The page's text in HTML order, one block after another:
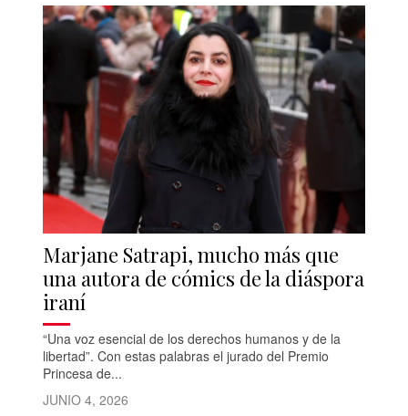
Marjane Satrapi, mucho más que
una autora de cómics de la diáspora
iraní
“Una voz esencial de los derechos humanos y de la
libertad”. Con estas palabras el jurado del Premio
Princesa de...
JUNIO 4, 2026